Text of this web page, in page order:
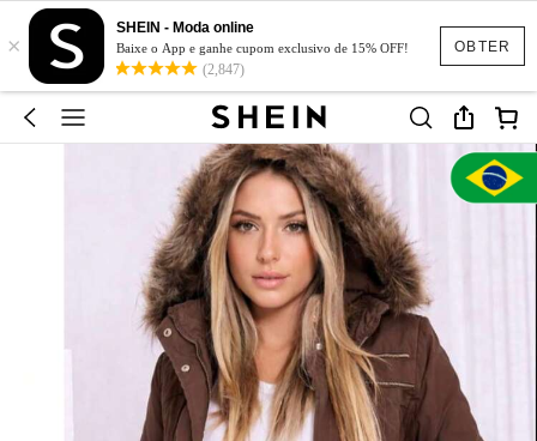
OBTER
×
SHEIN - Moda online
Baixe o App e ganhe cupom exclusivo de 15% OFF!
(2,847)